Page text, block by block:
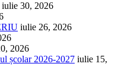
iulie 30, 2026
iulie 26, 2026
2026
școlar 2026-2027 iulie 15,